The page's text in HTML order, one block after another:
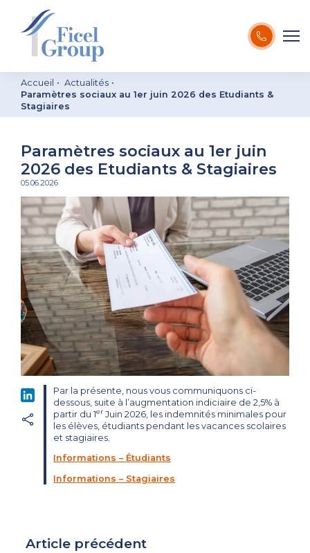
Accueil
Actualités
Paramètres sociaux au 1er juin 2026 des Etudiants &
Stagiaires
Paramètres sociaux au 1er juin
2026 des Etudiants & Stagiaires
05.06.2026
LinkedIn
Par la présente, nous vous communiquons ci-
dessous, suite à l’augmentation indiciaire de 2,5% à
partir du 1er Juin 2026, les indemnités minimales pour
les élèves, étudiants pendant les vacances scolaires
et stagiaires.
Informations – Étudiants
Informations – Stagiaires
Article précédent